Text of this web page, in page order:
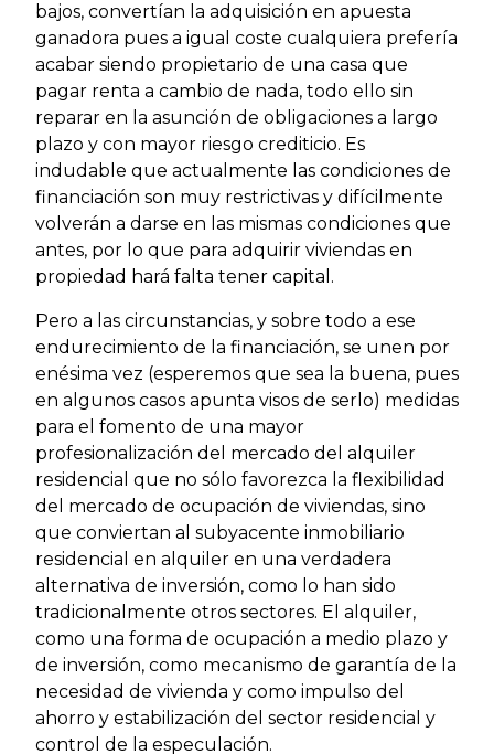
bajos, convertían la adquisición en apuesta
ganadora pues a igual coste cualquiera prefería
acabar siendo propietario de una casa que
pagar renta a cambio de nada, todo ello sin
reparar en la asunción de obligaciones a largo
plazo y con mayor riesgo crediticio. Es
indudable que actualmente las condiciones de
financiación son muy restrictivas y difícilmente
volverán a darse en las mismas condiciones que
antes, por lo que para adquirir viviendas en
propiedad hará falta tener capital.
Pero a las circunstancias, y sobre todo a ese
endurecimiento de la financiación, se unen por
enésima vez (esperemos que sea la buena, pues
en algunos casos apunta visos de serlo) medidas
para el fomento de una mayor
profesionalización del mercado del alquiler
residencial que no sólo favorezca la flexibilidad
del mercado de ocupación de viviendas, sino
que conviertan al subyacente inmobiliario
residencial en alquiler en una verdadera
alternativa de inversión, como lo han sido
tradicionalmente otros sectores. El alquiler,
como una forma de ocupación a medio plazo y
de inversión, como mecanismo de garantía de la
necesidad de vivienda y como impulso del
ahorro y estabilización del sector residencial y
control de la especulación.